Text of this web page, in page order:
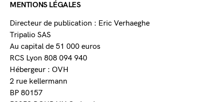
MENTIONS LÉGALES
Directeur de publication : Eric Verhaeghe
Tripalio SAS
Au capital de 51 000 euros
RCS Lyon 808 094 940
Hébergeur : OVH
2 rue kellermann
BP 80157